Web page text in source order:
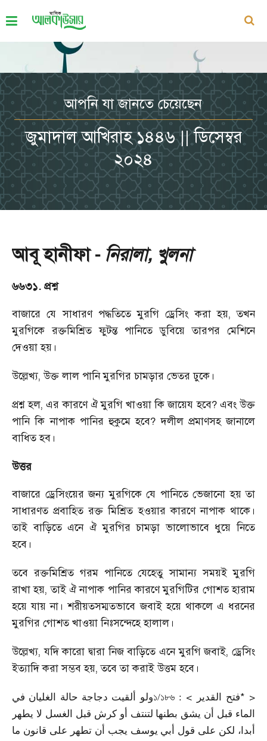
আপনি যা জানতে চেয়েছেন
জুমাদাল আখিরাহ ১৪৪৬ || ডিসেম্বর
২০২৪
আবূ হানীফা - নিরালা, খুলনা
৬৬৩১. প্রশ্ন
বাজারে যে সাধারণ পদ্ধতিতে মুরগি ড্রেসিং করা হয়,তখন
মুরগিকে রক্তমিশ্রিত ফুটন্ত পানিতে ডুবিয়ে তারপর মেশিনে
দেওয়া হয়।
উল্লেখ্য,উক্ত লাল পানি মুরগির চামড়ার ভেতর ঢুকে।
প্রশ্ন হল,এর কারণে ঐ মুরগি খাওয়া কি জায়েয হবে? এবং উক্ত
পানি কি নাপাক পানির হুকুমে হবে?দলীল প্রমাণসহ জানালে
বাধিত হব।
উত্তর
বাজারে ড্রেসিংয়ের জন্য মুরগিকে যে পানিতে ভেজানো হয় তা
সাধারণত প্রবাহিত রক্ত মিশ্রিত হওয়ার কারণে নাপাক থাকে।
তাই বাড়িতে এনে ঐ মুরগির চামড়া ভালোভাবে ধুয়ে নিতে
হবে।
তবে রক্তমিশ্রিত গরম পানিতে যেহেতু সামান্য সময়ই মুরগি
রাখা হয়,তাই ঐ নাপাক পানির কারণে মুরগিটির গোশত হারাম
হয়ে যায় না। শরীয়তসম্মতভাবে জবাই হয়ে থাকলে এ ধরনের
মুরগির গোশত খাওয়া নিঃসন্দেহে হালাল।
উল্লেখ্য,যদি কারো দ্বারা নিজ বাড়িতে এনে মুরগি জবাই,ড্রেসিং
ইত্যাদি করা সম্ভব হয়,তবে তা করাই উত্তম হবে।
* >فتح القدير <
১/১৮৬ :ولو ألقيت دجاجة حالة الغليان في
الماء قبل أن يشق بطنها لتنتف أو كرش قبل الغسل لا يطهر
أبدا، لكن على قول أبي يوسف يجب أن تطهر على قانون ما